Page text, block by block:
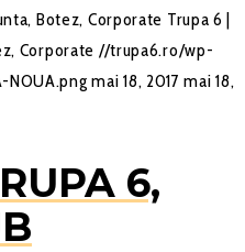
Botez, Corporate Trupa 6 |
Corporate //trupa6.ro/wp-
NOUA.png mai 18, 2017 mai 18,
6,